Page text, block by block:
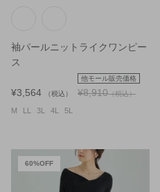
袖パールニットライクワンピー
ス
¥3,564 （税込）
他モール販売価格
¥8,910（税込）
M LL 3L 4L 5L
60%OFF